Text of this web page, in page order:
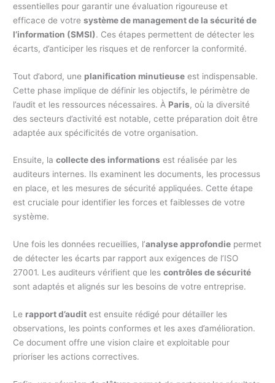
essentielles pour garantir une évaluation rigoureuse et
efficace de votresystème de management de la sécurité de
l’information (SMSI). Ces étapes permettent de détecter les
écarts, d’anticiper les risques et de renforcer la conformité.
Tout d’abord, une planification minutieuse est indispensable.
Cette phase implique de définir les objectifs, le périmètre de
l’audit et les ressources nécessaires. À Paris, où la diversité
des secteurs d’activité est notable, cette préparation doit être
adaptée aux spécificités de votre organisation.
Ensuite, lacollecte des informations est réalisée par les
auditeurs internes. Ils examinent les documents, les processus
en place, et les mesures de sécurité appliquées. Cette étape
est cruciale pour identifier les forces et faiblesses de votre
système.
Une fois les données recueillies, l’analyse approfondie permet
de détecter les écarts par rapport aux exigences de l’ISO
27001. Les auditeurs vérifient que lescontrôles de sécurité
sont adaptés et alignés sur les besoins de votre entreprise.
Le rapport d’audit est ensuite rédigé pour détailler les
observations, les points conformes et les axes d’amélioration.
Ce document offre une vision claire et exploitable pour
prioriser les actions correctives.